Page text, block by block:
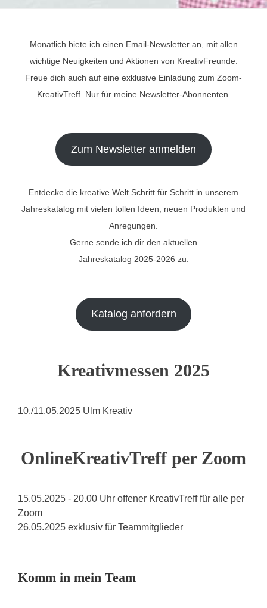
Monatlich biete ich einen Email-Newsletter an, mit allen
wichtige Neuigkeiten und Aktionen von KreativFreunde.
Freue dich auch auf eine exklusive Einladung zum Zoom-
KreativTreff. Nur für meine Newsletter-Abonnenten.
Zum Newsletter anmelden
Entdecke die kreative Welt Schritt für Schritt in unserem
Jahreskatalog mit vielen tollen Ideen, neuen Produkten und
Anregungen.
Gerne sende ich dir den aktuellen
Jahreskatalog 2025-2026 zu.
Katalog anfordern
Kreativmessen 2025
10./11.05.2025 Ulm Kreativ
OnlineKreativTreff per Zoom
15.05.2025 - 20.00 Uhr offener KreativTreff für alle per
Zoom
26.05.2025 exklusiv für Teammitglieder
Komm in mein Team